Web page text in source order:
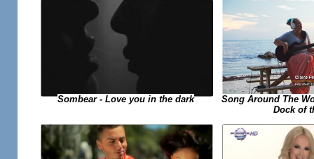
Sombear - Love you in the dark
Song Around The
Dock of